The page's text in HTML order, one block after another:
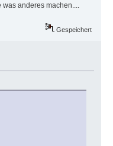
was anderes machen....
Gespeichert